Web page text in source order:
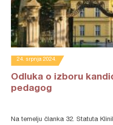
24. srpnja 2024.
Odluka o izboru
pedagog
Na temelju članka 32. Statuta Klinike za psihijatriju Vrapče i nakon